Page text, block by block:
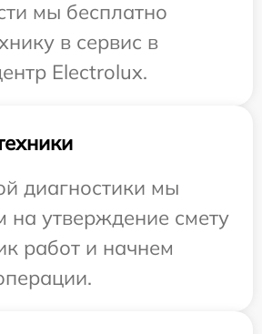
мы бесплатно
в сервис в
Electrolux.
диагностики мы
на утверждение смету
работ и начнем